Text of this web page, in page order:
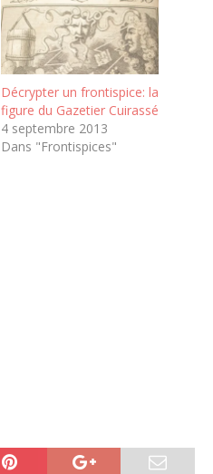
Décrypter un frontispice: la
figure du Gazetier Cuirassé
4 septembre 2013
Dans "Frontispices"